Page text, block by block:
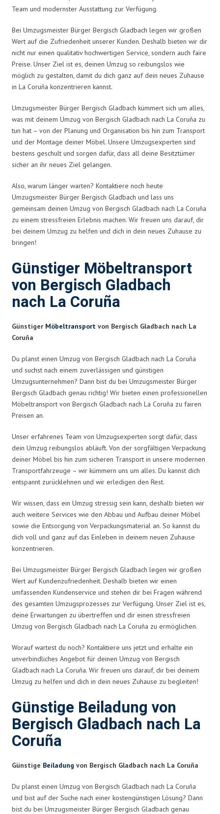
Team und modernster Ausstattung zur Verfügung.
Bei Umzugsmeister Bürger Bergisch Gladbach legen wir großen
Wert auf die Zufriedenheit unserer Kunden. Deshalb bieten wir dir
nicht nur einen qualitativ hochwertigen Service, sondern auch faire
Preise. Unser Ziel ist es, deinen Umzug so reibungslos wie
möglich zu gestalten, damit du dich ganz auf dein neues Zuhause
in La Coruña konzentrieren kannst.
Umzugsmeister Bürger Bergisch Gladbach kümmert sich um alles,
was mit deinem Umzug von Bergisch Gladbach nach La Coruña zu
tun hat – von der Planung und Organisation bis hin zum Transport
und der Montage deiner Möbel. Unsere Umzugsexperten sind
bestens geschult und sorgen dafür, dass all deine Besitztümer
sicher an ihr neues Ziel gelangen.
Also, warum länger warten? Kontaktiere noch heute
Umzugsmeister Bürger Bergisch Gladbach und lass uns
gemeinsam deinen Umzug von Bergisch Gladbach nach La Coruña
zu einem stressfreien Erlebnis machen. Wir freuen uns darauf, dir
bei deinem Umzug zu helfen und dich in dein neues Zuhause zu
bringen!
Günstiger Möbeltransport
von Bergisch Gladbach
nach La Coruña
Günstiger Möbeltransport von Bergisch Gladbach nach La
Coruña
Du planst einen Umzug von Bergisch Gladbach nach La Coruña
und suchst nach einem zuverlässigen und günstigen
Umzugsunternehmen? Dann bist du bei Umzugsmeister Bürger
Bergisch Gladbach genau richtig! Wir bieten einen professionellen
Möbeltransport von Bergisch Gladbach nach La Coruña zu fairen
Preisen an.
Unser erfahrenes Team von Umzugsexperten sorgt dafür, dass
dein Umzug reibungslos abläuft. Von der sorgfältigen Verpackung
deiner Möbel bis hin zum sicheren Transport in unsere modernen
Transportfahrzeuge – wir kümmern uns um alles. Du kannst dich
entspannt zurücklehnen und wir erledigen den Rest.
Wir wissen, dass ein Umzug stressig sein kann, deshalb bieten wir
auch weitere Services wie den Abbau und Aufbau deiner Möbel
sowie die Entsorgung von Verpackungsmaterial an. So kannst du
dich voll und ganz auf das Einleben in deinem neuen Zuhause
konzentrieren.
Bei Umzugsmeister Bürger Bergisch Gladbach legen wir großen
Wert auf Kundenzufriedenheit. Deshalb bieten wir einen
umfassenden Kundenservice und stehen dir bei Fragen während
des gesamten Umzugsprozesses zur Verfügung. Unser Ziel ist es,
deine Erwartungen zu übertreffen und dir einen stressfreien
Umzug von Bergisch Gladbach nach La Coruña zu ermöglichen.
Worauf wartest du noch? Kontaktiere uns jetzt und erhalte ein
unverbindliches Angebot für deinen Umzug von Bergisch
Gladbach nach La Coruña. Wir freuen uns darauf, dir bei deinem
Umzug zu helfen und dich in dein neues Zuhause zu begleiten!
Günstige Beiladung von
Bergisch Gladbach nach La
Coruña
Günstige Beiladung von Bergisch Gladbach nach La Coruña
Du planst einen Umzug von Bergisch Gladbach nach La Coruña
und bist auf der Suche nach einer kostengünstigen Lösung? Dann
bist du bei Umzugsmeister Bürger Bergisch Gladbach genau